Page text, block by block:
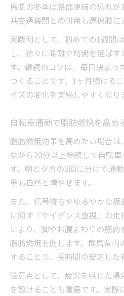
馬県の冬季は路面凍結の恐れ
共交通機関との併用も選択肢に
実践例として、初めての1週間
し、徐々に距離や時間を延ば
す。継続のコツは、毎日決まっ
つくることです。1ヶ月続ける
イズの変化を実感しやすくなり
自転車通勤で脂肪燃焼を高め
脂肪燃焼効果を高めたい場合
ながら20分以上継続して自転
す。朝と夕方の2回に分けて通
量も自然と増やせます。
また、信号待ちやゆるやかな
に回す「ケイデンス重視」の
により、脚やお腹まわりの筋肉
脂肪燃焼を促します。群馬県内
することで、長時間の安定した
注意点として、疲労を感じた場
を設けることも重要です。実